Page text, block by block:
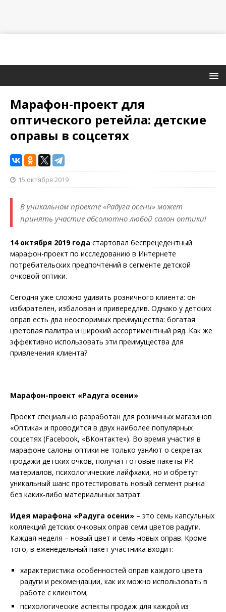
Марафон-проект для
оптического ретейла: детские
оправы в соцсетях
15 октября 2019
В уникальном проекте «Радуга осени» может
принять участие абсолютно любой салон оптики!
14 октября 2019 года стартовал беспрецедентный
марафон-проект по исследованию в Интернете
потребительских предпочтений в сегменте детской
очковой оптики.
Сегодня уже сложно удивить розничного клиента: он
избирателен, избалован и привередлив. Однако у детских
оправ есть два неоспоримых преимущества: богатая
цветовая палитра и широкий ассортиментный ряд. Как же
эффективно использовать эти преимущества для
привлечения клиента?
Марафон-проект «Радуга осени»
Проект специально разработан для розничных магазинов
«Оптика» и проводится в двух наиболее популярных
соцсетях (Facebook, «ВКонтакте»). Во время участия в
марафоне салоны оптики не только узнАют о секретах
продажи детских очков, получат готовые пакеты PR-
материалов, психологические лайфхаки, но и обретут
уникальный шанс протестировать новый сегмент рынка
без каких-либо материальных затрат.
Идея марафона «Радуга осени» – это семь капсульных
коллекций детских очковых оправ семи цветов радуги.
Каждая неделя – новый цвет и семь новых оправ. Кроме
того, в еженедельный пакет участника входит:
характеристика особенностей оправ каждого цвета
радуги и рекомендации, как их можно использовать в
работе с клиентом;
психологические аспекты продаж для каждой из